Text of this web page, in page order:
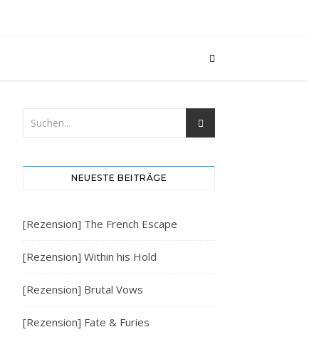
NEUESTE BEITRÄGE
[Rezension] The French Escape
[Rezension] Within his Hold
[Rezension] Brutal Vows
[Rezension] Fate & Furies